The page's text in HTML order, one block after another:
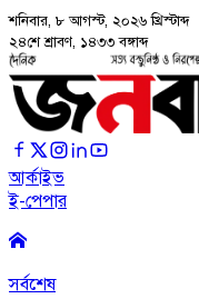
শনিবার, ৮ আগস্ট, ২০২৬ খ্রিস্টাব্দ
২৪শে শ্রাবণ, ১৪৩৩ বঙ্গাব্দ
আর্কাইভ
ই-পেপার
সর্বশেষ